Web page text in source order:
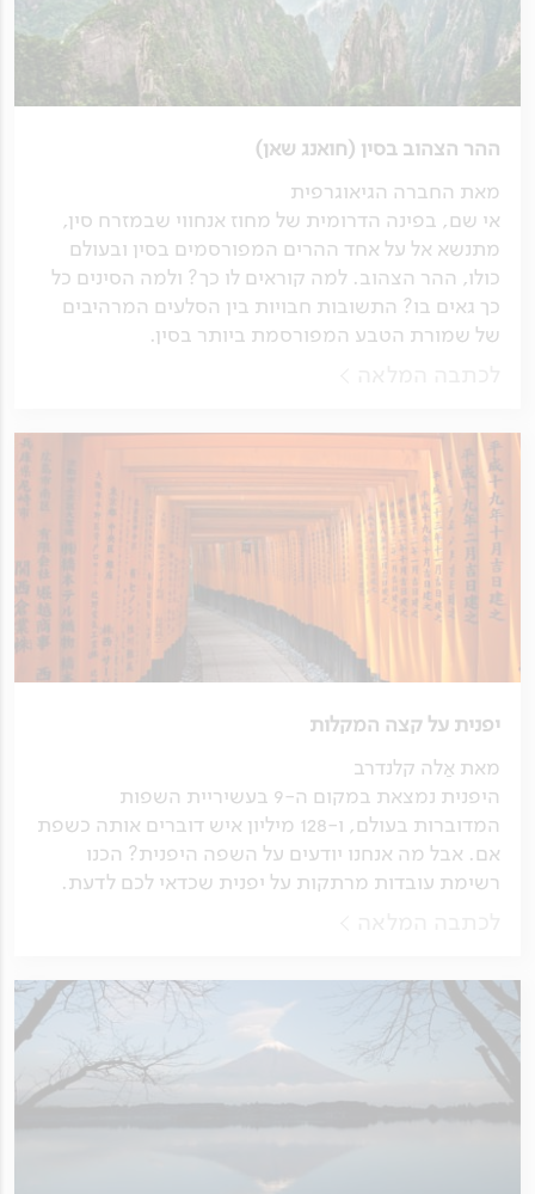
ההר הצהוב בסין (חואנג שאן)
מאת החברה הגיאוגרפית
אי שם, בפינה הדרומית של מחוז אנחווי שבמזרח סין,
מתנשא אל על אחד ההרים המפורסמים בסין ובעולם
כולו, ההר הצהוב. למה קוראים לו כך? ולמה הסינים כל
כך גאים בו? התשובות חבויות בין הסלעים המרהיבים
של שמורת הטבע המפורסמת ביותר בסין.
יפנית על קצה המקלות
מאת אַלה קלנדרב
היפנית נמצאת במקום ה-9 בעשיריית השפות
המדוברות בעולם, ו-128 מיליון איש דוברים אותה כשפת
אם. אבל מה אנחנו יודעים על השפה היפנית? הכנו
רשימת עובדות מרתקות על יפנית שכדאי לכם לדעת.